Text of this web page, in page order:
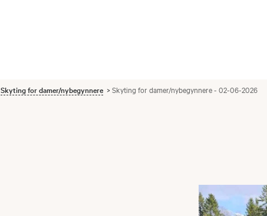
Skyting for damer/nybegynnere Skyting for damer/nybegynnere - 02-06-2026